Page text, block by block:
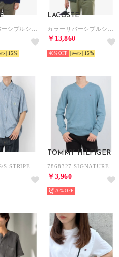
15
LACOSTE
￥13,860
40% 15
TOMMY HILFIGER
￥3,960
70%